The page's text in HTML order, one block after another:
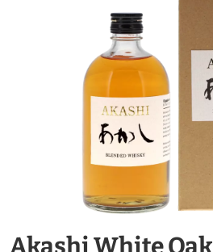
Akashi White